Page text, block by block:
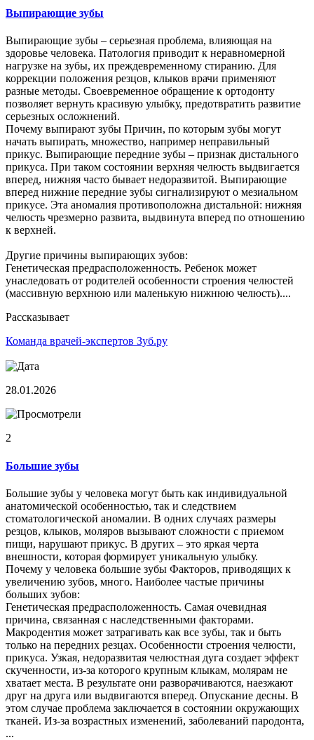
Выпирающие зубы
Выпирающие зубы – серьезная проблема, влияющая на
здоровье человека. Патология приводит к неравномерной
нагрузке на зубы, их преждевременному стиранию. Для
коррекции положения резцов, клыков врачи применяют
разные методы. Своевременное обращение к ортодонту
позволяет вернуть красивую улыбку, предотвратить развитие
серьезных осложнений.
Почему выпирают зубы Причин, по которым зубы могут
начать выпирать, множество, например неправильный
прикус. Выпирающие передние зубы – признак дистального
прикуса. При таком состоянии верхняя челюсть выдвигается
вперед, нижняя часто бывает недоразвитой. Выпирающие
вперед нижние передние зубы сигнализируют о мезиальном
прикусе. Эта аномалия противоположна дистальной: нижняя
челюсть чрезмерно развита, выдвинута вперед по отношению
к верхней.
Другие причины выпирающих зубов:
Генетическая предрасположенность. Ребенок может
унаследовать от родителей особенности строения челюстей
(массивную верхнюю или маленькую нижнюю челюсть)....
Рассказывает
Команда врачей-экспертов Зуб.ру
28.01.2026
2
Большие зубы
Большие зубы у человека могут быть как индивидуальной
анатомической особенностью, так и следствием
стоматологической аномалии. В одних случаях размеры
резцов, клыков, моляров вызывают сложности с приемом
пищи, нарушают прикус. В других – это яркая черта
внешности, которая формирует уникальную улыбку.
Почему у человека большие зубы Факторов, приводящих к
увеличению зубов, много. Наиболее частые причины
больших зубов:
Генетическая предрасположенность. Самая очевидная
причина, связанная с наследственными факторами.
Макродентия может затрагивать как все зубы, так и быть
только на передних резцах. Особенности строения челюсти,
прикуса. Узкая, недоразвитая челюстная дуга создает эффект
скученности, из-за которого крупным клыкам, молярам не
хватает места. В результате они разворачиваются, наезжают
друг на друга или выдвигаются вперед. Опускание десны. В
этом случае проблема заключается в состоянии окружающих
тканей. Из-за возрастных изменений, заболеваний пародонта,
...